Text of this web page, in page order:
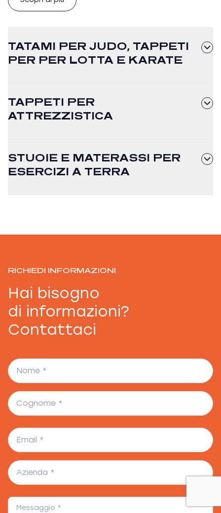
TATAMI PER JUDO, TAPPETI
PER PER LOTTA E KARATE
TAPPETI PER
ATTREZZISTICA
STUOIE E MATERASSI PER
ESERCIZI A TERRA
RICHIEDI INFORMAZIONI
Hai bisogno
di informazioni?
Contattaci